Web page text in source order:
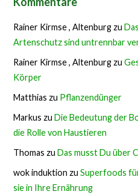
Rainer Kirmse , Altenburg zu
Artenschutz sind untrennbar
Rainer Kirmse , Altenburg zu
Körper
Matthias zu Pflanzendünger
Markus zuDie Bedeutung der
die Rolle von Haustieren
Thomas zuDas musst Du über
wok induktion zuSuperfoods
sie in Ihre Ernährung